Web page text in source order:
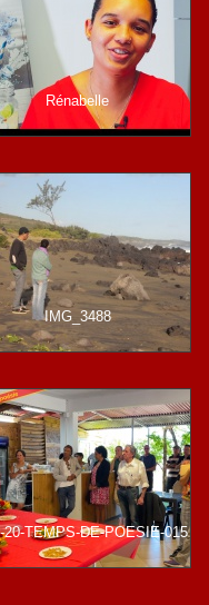
Rénabelle
IMG_3488
20-TEMPS-DE-POESIE-015